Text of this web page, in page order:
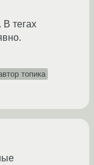
тегах
топика